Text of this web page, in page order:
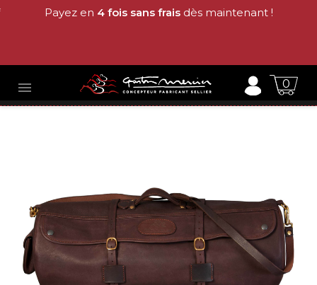
Payez en 4 fois sans fraisdès maintenant !
 0